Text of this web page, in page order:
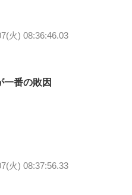
火) 08:36:46.03
一番の敗因
火) 08:37:56.33